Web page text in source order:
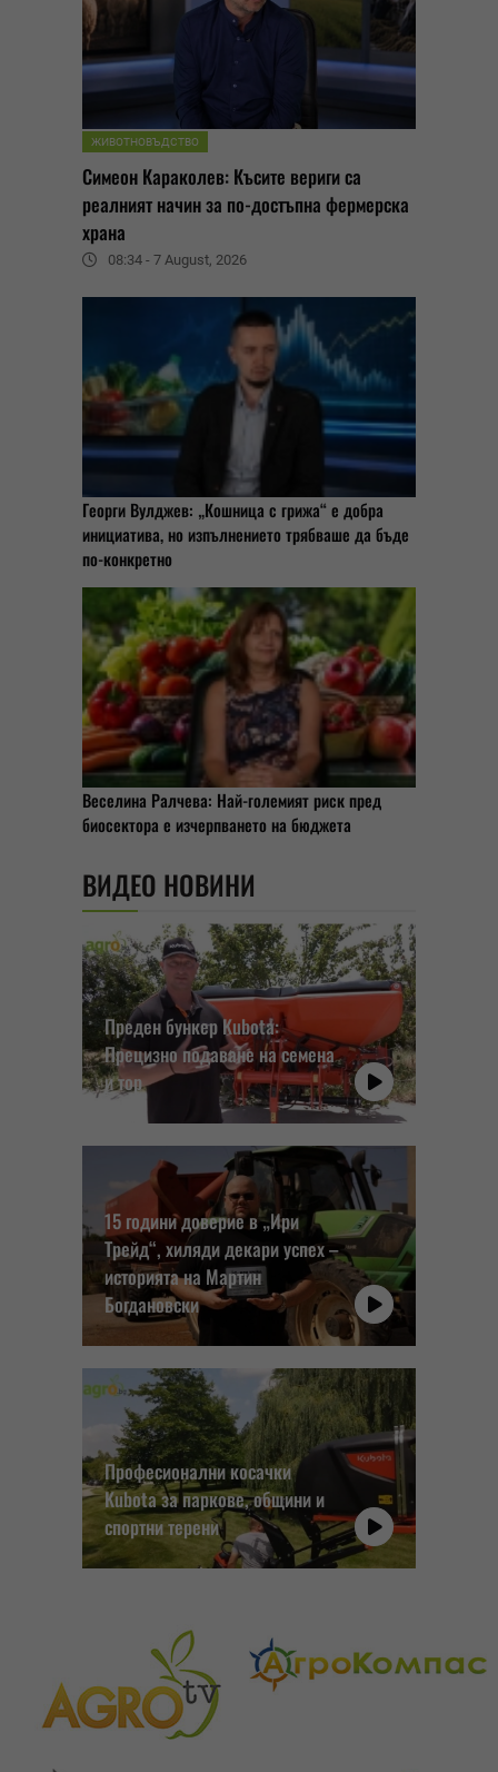
ЖИВОТНОВЪДСТВО
Симеон Караколев: Късите вериги са
реалният начин за по-достъпна фермерска
храна
08:34 - 7 August, 2026
Георги Вулджев: „Кошница с грижа“ е добра
инициатива, но изпълнението трябваше да бъде
по-конкретно
Веселина Ралчева: Най-големият риск пред
биосектора е изчерпването на бюджета
ВИДЕО НОВИНИ
Преден бункер Kubota:
Прецизно подаване на семена
и тор
15 години доверие в „Ири
Трейд“, хиляди декари успех –
историята на Мартин
Богдановски
Професионални косачки
Kubota за паркове, общини и
спортни терени